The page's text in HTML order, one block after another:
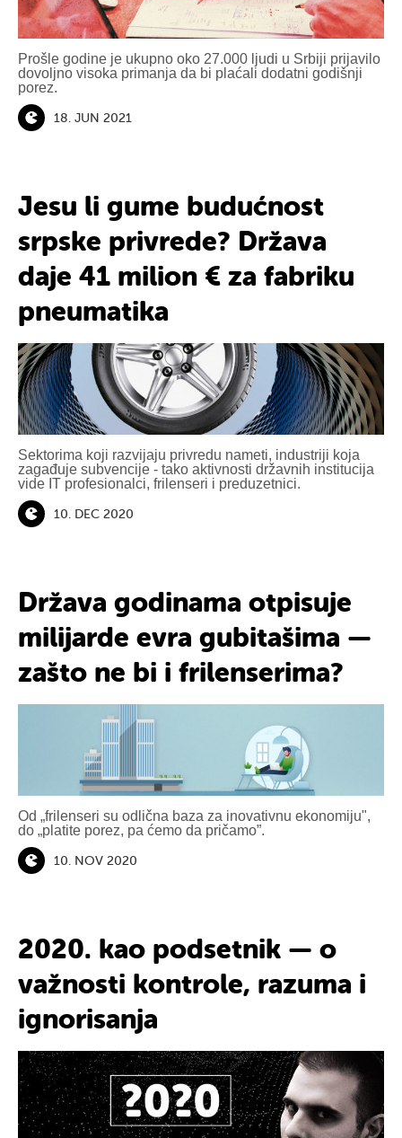
Prošle godine je ukupno oko 27.000 ljudi u Srbiji prijavilo
dovoljno visoka primanja da bi plaćali dodatni godišnji
porez.
18. JUN 2021
Jesu li gume budućnost
srpske privrede? Država
daje 41 milion € za fabriku
pneumatika
Sektorima koji razvijaju privredu nameti, industriji koja
zagađuje subvencije - tako aktivnosti državnih institucija
vide IT profesionalci, frilenseri i preduzetnici.
10. DEC 2020
Država godinama otpisuje
milijarde evra gubitašima —
zašto ne bi i frilenserima?
Od „frilenseri su odlična baza za inovativnu ekonomiju",
do „platite porez, pa ćemo da pričamo”.
10. NOV 2020
2020. kao podsetnik — o
važnosti kontrole, razuma i
ignorisanja